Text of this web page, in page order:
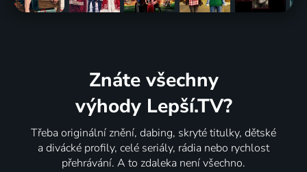
Znáte všechny
výhody Lepší.TV?
Třeba originální znění, dabing, skryté titulky, dětské
a divácké profily, celé seriály, rádia nebo rychlost
přehrávání. A to zdaleka není všechno.